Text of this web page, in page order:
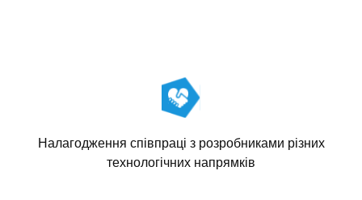
Налагодження співпраці з розробниками різних
технологічних напрямків